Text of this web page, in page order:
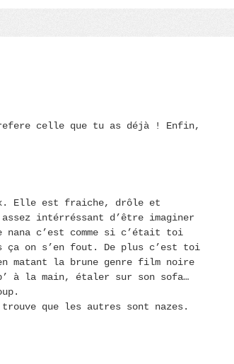
celle que tu as déjà ! Enfin,
Elle est fraiche, drôle et
intérréssant d’être imaginer
nana c’est comme si c’était toi
ça on s’en fout. De plus c’est toi
matant la brune genre film noire
à la main, étaler sur son sofa…
que les autres sont nazes.